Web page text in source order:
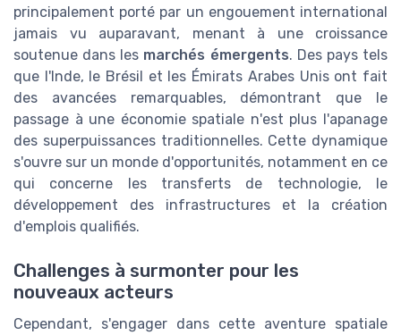
principalement porté par un engouement international
jamais vu auparavant, menant à une croissance
soutenue dans les marchés émergents. Des pays tels
que l'Inde, le Brésil et les Émirats Arabes Unis ont fait
des avancées remarquables, démontrant que le
passage à une économie spatiale n'est plus l'apanage
des superpuissances traditionnelles. Cette dynamique
s'ouvre sur un monde d'opportunités, notamment en ce
qui concerne les transferts de technologie, le
développement des infrastructures et la création
d'emplois qualifiés.
Challenges à surmonter pour les
nouveaux acteurs
Cependant, s'engager dans cette aventure spatiale